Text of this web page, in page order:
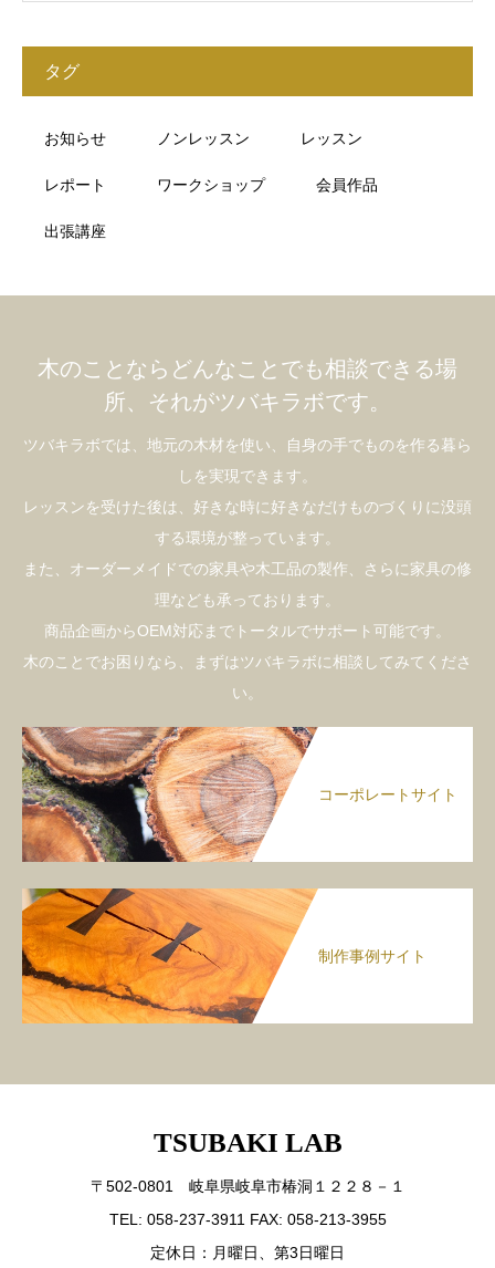
タグ
お知らせ ノンレッスン レッスン
レポート ワークショップ 会員作品
出張講座
木のことならどんなことでも相談できる場
所、それがツバキラボです。
ツバキラボでは、地元の木材を使い、自身の手でものを作る暮ら
しを実現できます。
レッスンを受けた後は、好きな時に好きなだけものづくりに没頭
する環境が整っています。
また、オーダーメイドでの家具や木工品の製作、さらに家具の修
理なども承っております。
商品企画からOEM対応までトータルでサポート可能です。
木のことでお困りなら、まずはツバキラボに相談してみてくださ
い。
コーポレートサイト
制作事例サイト
TSUBAKI LAB
〒502-0801 岐阜県岐阜市椿洞１２２８－１
TEL: 058-237-3911 FAX: 058-213-3955
定休日：月曜日、第3日曜日